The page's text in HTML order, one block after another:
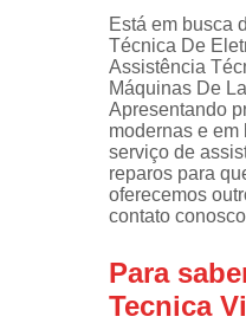
Está em busca
Técnica De
Assistência
Máquinas De
Apresentando
modernas e
serviço de
reparos para
oferecemos
contato
Para
Tecnica